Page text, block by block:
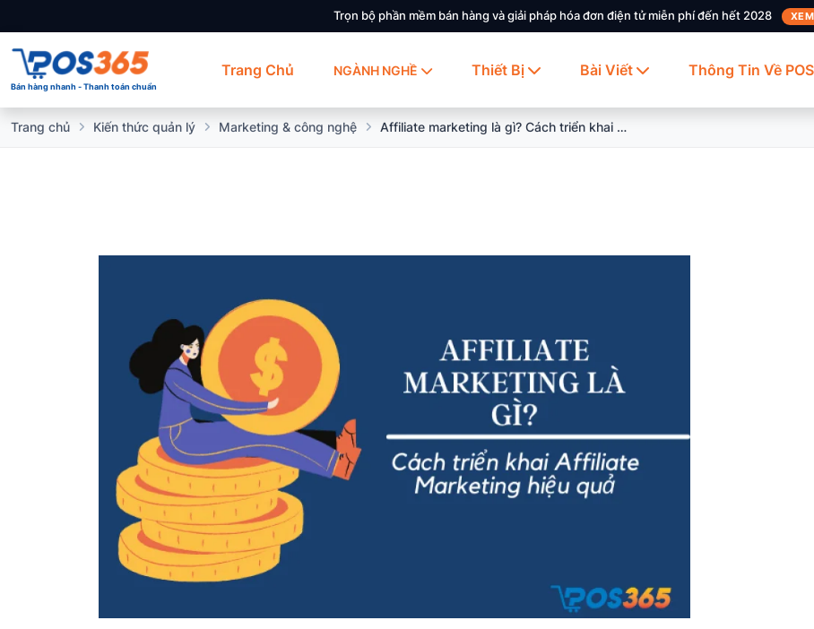
Trọn bộ phần mềm bán hàng và giải pháp hóa đơn điện tử miễn phí đến hết 2028
Bán hàng nhanh - Thanh toán chuẩn
Trang Chủ NGÀNH NGHỀ Thiết Bị Bài Viết Thông Tin Về
Trang chủ Kiến thức quản lý Marketing & công nghệ Affiliate marketing là gì? Cách triển khai Affiliate Marketing hiệu quả